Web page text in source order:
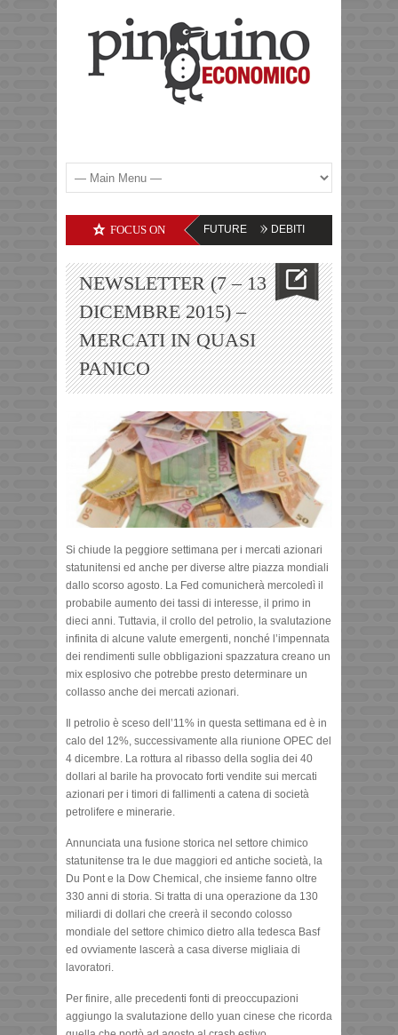
FOCUS ON
– LE PROSPETTIVE FUTURE DEBITI DELLE SOCIETA’
NEWSLETTER (7 – 13
DICEMBRE 2015) –
MERCATI IN QUASI
PANICO
Si chiude la peggiore settimana per i mercati azionari
statunitensi ed anche per diverse altre piazza mondiali
dallo scorso agosto. La Fed comunicherà mercoledì il
probabile aumento dei tassi di interesse, il primo in
dieci anni. Tuttavia, il crollo del petrolio, la svalutazione
infinita di alcune valute emergenti, nonché l’impennata
dei rendimenti sulle obbligazioni spazzatura creano un
mix esplosivo che potrebbe presto determinare un
collasso anche dei mercati azionari.
Il petrolio è sceso dell’11% in questa settimana ed è in
calo del 12%, successivamente alla riunione OPEC del
4 dicembre. La rottura al ribasso della soglia dei 40
dollari al barile ha provocato forti vendite sui mercati
azionari per i timori di fallimenti a catena di società
petrolifere e minerarie.
Annunciata una fusione storica nel settore chimico
statunitense tra le due maggiori ed antiche società, la
Du Pont e la Dow Chemical, che insieme fanno oltre
330 anni di storia. Si tratta di una operazione da 130
miliardi di dollari che creerà il secondo colosso
mondiale del settore chimico dietro alla tedesca Basf
ed ovviamente lascerà a casa diverse migliaia di
lavoratori.
Per finire, alle precedenti fonti di preoccupazioni
aggiungo la svalutazione dello yuan cinese che ricorda